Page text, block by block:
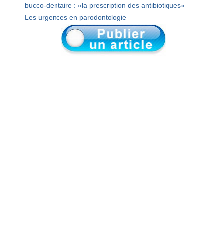
bucco-dentaire : «la prescription des antibiotiques»
Les urgences en parodontologie